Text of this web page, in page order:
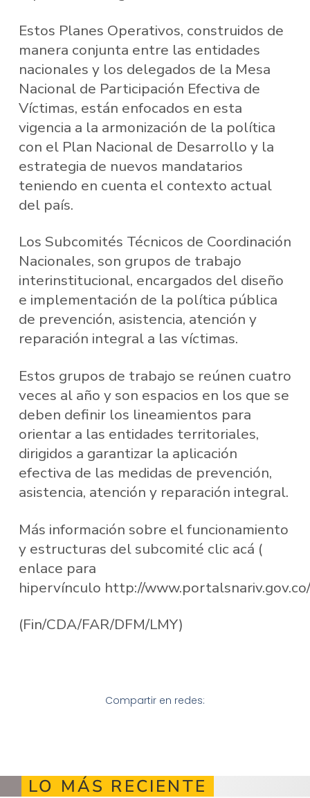
Estos Planes Operativos, construidos de
manera conjunta entre las entidades
nacionales y los delegados de la Mesa
Nacional de Participación Efectiva de
Víctimas, están enfocados en esta
vigencia a la armonización de la política
con el Plan Nacional de Desarrollo y la
estrategia de nuevos mandatarios
teniendo en cuenta el contexto actual
del país.
Los Subcomités Técnicos de Coordinación
Nacionales, son grupos de trabajo
interinstitucional, encargados del diseño
e implementación de la política pública
de prevención, asistencia, atención y
reparación integral a las víctimas.
Estos grupos de trabajo se reúnen cuatro
veces al año y son espacios en los que se
deben definir los lineamientos para
orientar a las entidades territoriales,
dirigidos a garantizar la aplicación
efectiva de las medidas de prevención,
asistencia, atención y reparación integral.
Más información sobre el funcionamiento
y estructuras del subcomité clic acá (
enlace para
hipervínculo http://
(Fin/CDA/FAR/DFM/LMY)
Compartir en redes:
LO MÁS RECIENTE